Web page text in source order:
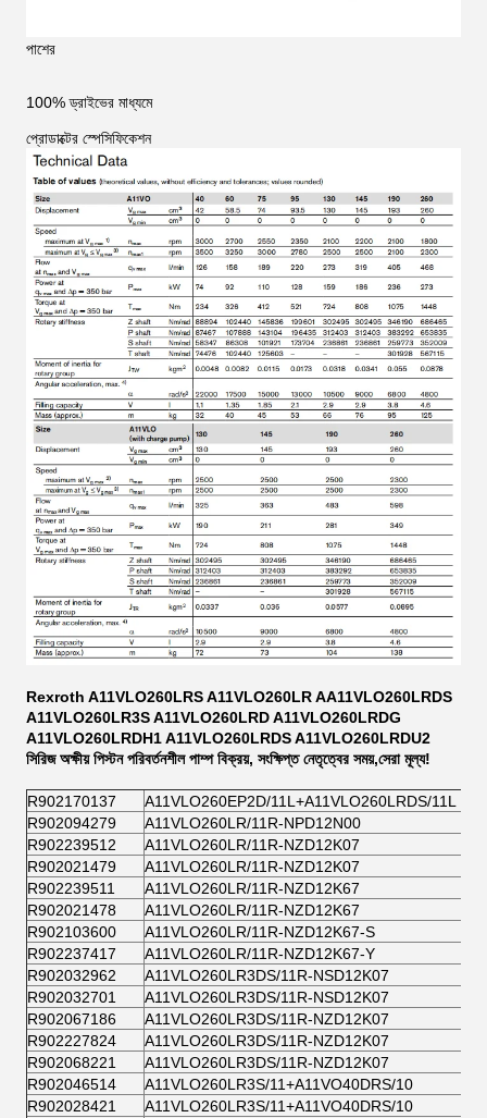
পাশের
100% ড্রাইভের মাধ্যমে
প্রোডাক্টের স্পেসিফিকেশন
Rexroth A11VLO260LRS A11VLO260LR AA11VLO260LRDS
A11VLO260LR3S A11VLO260LRD A11VLO260LRDG
A11VLO260LRDH1 A11VLO260LRDS A11VLO260LRDU2
সিরিজ অক্ষীয় পিস্টন পরিবর্তনশীল পাম্প বিক্রয়, সংক্ষিপ্ত নেতৃত্বের সময়,সেরা মূল্য!
R902170137
A11VLO260EP2D/11L+A11VLO260LRDS/11L
R902094279
A11VLO260LR/11R-NPD12N00
R902239512
A11VLO260LR/11R-NZD12K07
R902021479
A11VLO260LR/11R-NZD12K07
R902239511
A11VLO260LR/11R-NZD12K67
R902021478
A11VLO260LR/11R-NZD12K67
R902103600
A11VLO260LR/11R-NZD12K67-S
R902237417
A11VLO260LR/11R-NZD12K67-Y
R902032962
A11VLO260LR3DS/11R-NSD12K07
R902032701
A11VLO260LR3DS/11R-NSD12K07
R902067186
A11VLO260LR3DS/11R-NZD12K07
R902227824
A11VLO260LR3DS/11R-NZD12K07
R902068221
A11VLO260LR3DS/11R-NZD12K07
R902046514
A11VLO260LR3S/11+A11VO40DRS/10
R902028421
A11VLO260LR3S/11+A11VO40DRS/10